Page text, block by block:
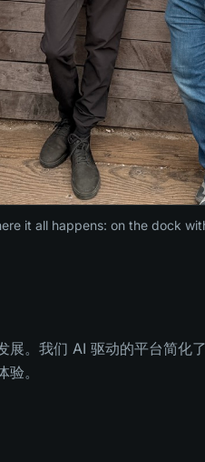
it all happens: on the dock
。我们 AI 驱动的平台简化
。